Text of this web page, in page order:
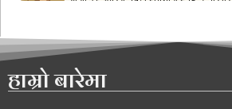
हाम्रो बारेमा